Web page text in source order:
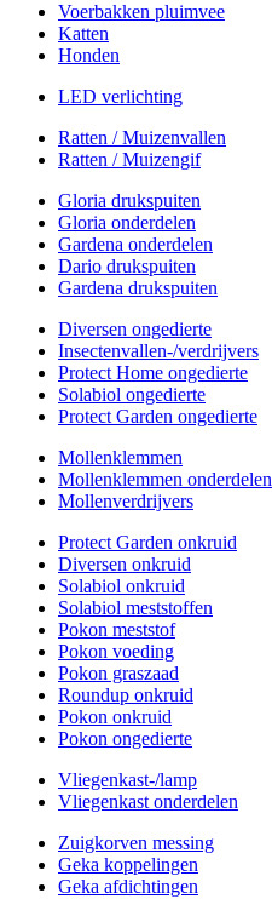
Voerbakken pluimvee
Katten
Honden
LED verlichting
Ratten / Muizenvallen
Ratten / Muizengif
Gloria drukspuiten
Gloria onderdelen
Gardena onderdelen
Dario drukspuiten
Gardena drukspuiten
Diversen ongedierte
Insectenvallen-/verdrijvers
Protect Home ongedierte
Solabiol ongedierte
Protect Garden ongedierte
Mollenklemmen
Mollenklemmen onderdelen
Mollenverdrijvers
Protect Garden onkruid
Diversen onkruid
Solabiol onkruid
Solabiol meststoffen
Pokon meststof
Pokon voeding
Pokon graszaad
Roundup onkruid
Pokon onkruid
Pokon ongedierte
Vliegenkast-/lamp
Vliegenkast onderdelen
Zuigkorven messing
Geka koppelingen
Geka afdichtingen